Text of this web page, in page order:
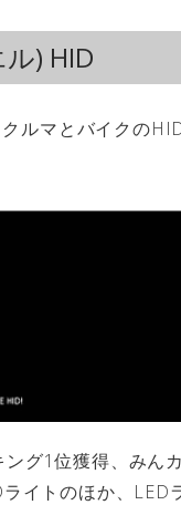
) HID
ルマとバイクの
グ1位獲得、みん
イトのほか、LED